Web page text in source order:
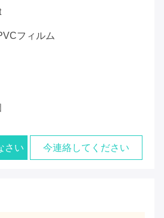
フィルム
さい 今連絡してください